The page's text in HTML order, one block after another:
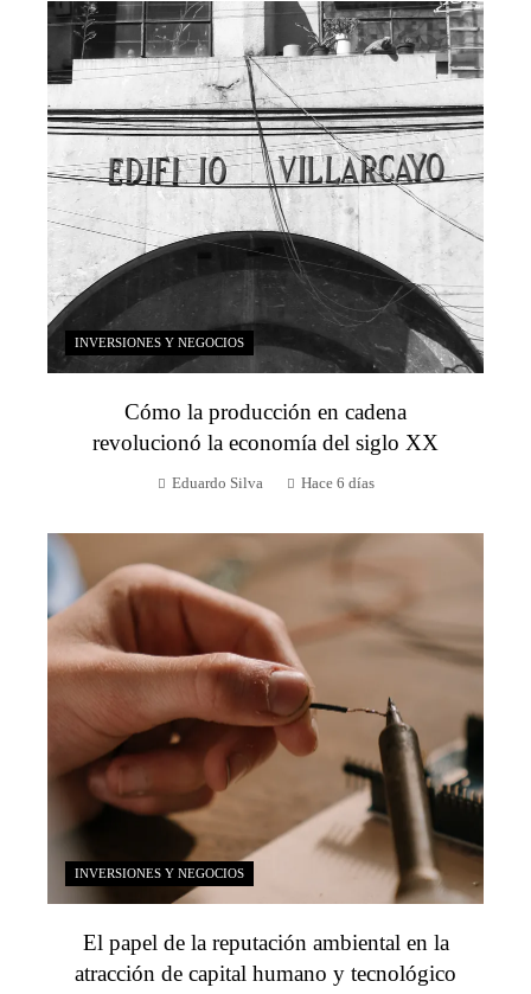
INVERSIONES Y NEGOCIOS
Cómo la producción en cadena
revolucionó la economía del siglo XX
Eduardo Silva Hace 6 días
INVERSIONES Y NEGOCIOS
El papel de la reputación ambiental en la
atracción de capital humano y tecnológico